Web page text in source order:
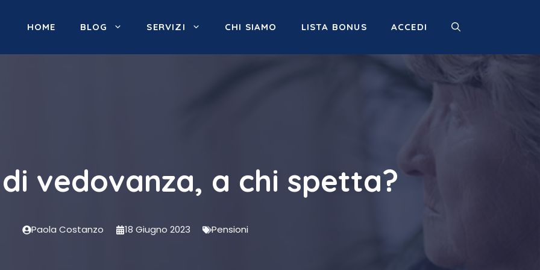
HOME BLOG SERVIZI CHI SIAMO LISTA BONUS ACCEDI
vedovanza, a chi spetta?
Paola Costanzo 18 Giugno 2023 Pensioni